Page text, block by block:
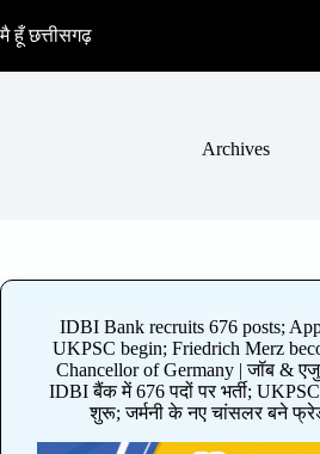
k
p
मै हूँ छत्तीसगढ़
Archives
IDBI Bank recruits 676 posts;
UKPSC begin; Friedrich Merz
Chancellor of Germany | जॉब &
IDBI बैंक में 676 पदों पर भर्ती;
शुरू; जर्मनी के नए चांसलर बने